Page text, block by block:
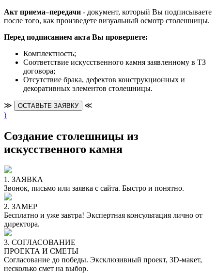
Акт приема–передачи - документ, который Вы подписываете
после того, как произведете визуальный осмотр столешницы.
Перед подписанием акта Вы проверяете:
Комплектность;
Cоответствие искусственного камня заявленному в ТЗ
договора;
Отсутствие брака, дефектов конструкционных и
декоративных элементов столешницы.
≫ ОСТАВЬТЕ ЗАЯВКУ
≪
⟩
Создание столешницы из
искусственного камня
1. ЗАЯВКА
Звонок, письмо или заявка с сайта. Быстро и понятно.
2. ЗАМЕР
Бесплатно и уже завтра! Экспертная консультация лично от
директора.
3. СОГЛАСОВАНИЕ
ПРОЕКТА И СМЕТЫ
Согласование до победы. Эксклюзивный проект, 3D-макет,
несколько смет на выбор.